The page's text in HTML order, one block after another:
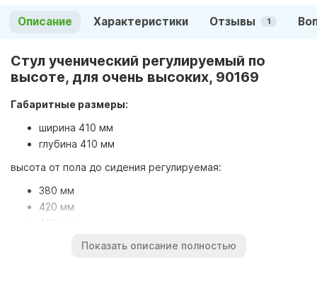
Описание Характеристики Отзывы 1
Стул ученический регулируемый по
высоте, для очень высоких, 90169
Габаритные размеры:
ширина 410 мм
глубина 410 мм
высота от пола до сидения регулируемая:
380 мм
420 мм
500 мм (добавочная ростовая группа)
Показать описание полностью